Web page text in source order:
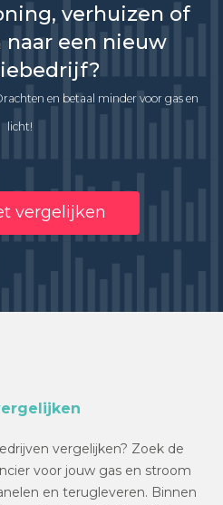
verhuizen of
naar een nieuw
en betaal minder voor gas en
licht!
vergelijken
vergelijken? Zoek de
voor jouw gas en stroom
en terugleveren. Binnen